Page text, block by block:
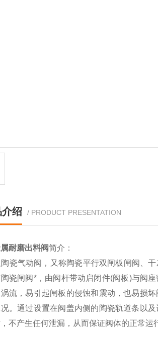
绍 / PRODUCT PRESENTATION
耐磨出料阀简介：
气动阀，又称陶瓷平行双闸板闸阀、干
瓷闸阀*，由阀杆带动启闭件(阀板)与阀
流，易引起闸板的侵蚀和震动，也易损
。通过设置在阀盖内侧的陶瓷轨道条以
不产生任何泄漏，从而保证阀体的正常运